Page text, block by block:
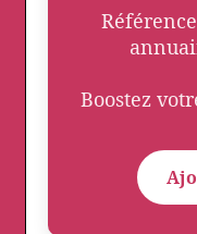
Boostez